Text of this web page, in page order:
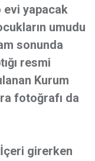
evi yapacak
umudu
sonunda
resmi
Kurum
fotoğrafı da
girerken